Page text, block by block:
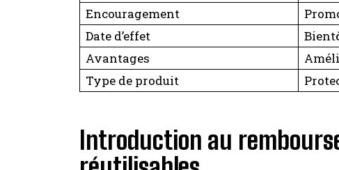
Encouragement
Date d’effet
Avantages
Type de produit
Introduction au